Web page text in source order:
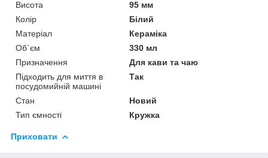
Висота
95 мм
Колір
Білий
Матеріал
Кераміка
Об`єм
330 мл
Призначення
Для кави та чаю
Підходить для миття в
посудомийній машині
Так
Стан
Новий
Тип ємності
Кружка
Приховати